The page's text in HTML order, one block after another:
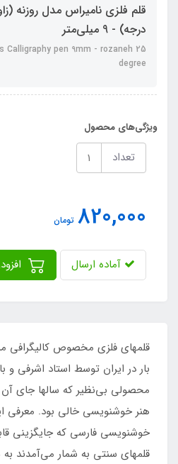
درجه) - 9 میلی‌متر
Calligraphy pen 9mm - rozaneh 25
degree
ویژگی‌های محصول
تعداد
820,000 تومان
آماده ارسال
قلمهای فلزی مخصوص کالیگرافی
بار در ایران توسط استاد اشرفی و
محصولی بی‌نظیر که سالها جای آن
هنر خوشنویسی خالی بود. معرفی
خوشنویسی فارسی که جایگزینی
قلمهای سنتی به شمار می‌آمدند به